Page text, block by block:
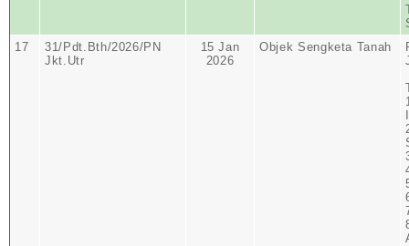
17
31/Pdt.Bth/2026/PN
Jkt.Utr
15 Jan
2026
Objek Sengketa Tanah